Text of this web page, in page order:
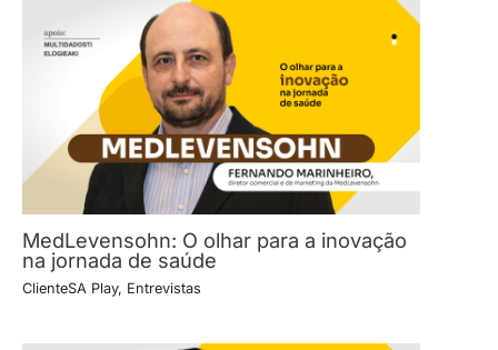
MedLevensohn: O olhar para a inovação
na jornada de saúde
ClienteSA Play, Entrevistas